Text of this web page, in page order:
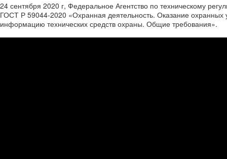
24 сентября 2020 г, Федеральное Агентство по техническому
ГОСТ Р 59044-2020 «Охранная деятельность. Оказание охранных
информацию технических средств охраны. Общие требования».